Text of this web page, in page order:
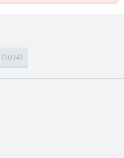
(1014)